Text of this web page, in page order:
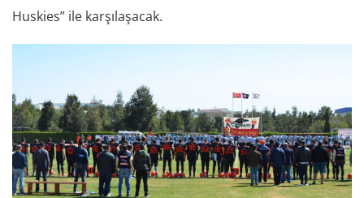
Huskies” ile karşılaşacak.